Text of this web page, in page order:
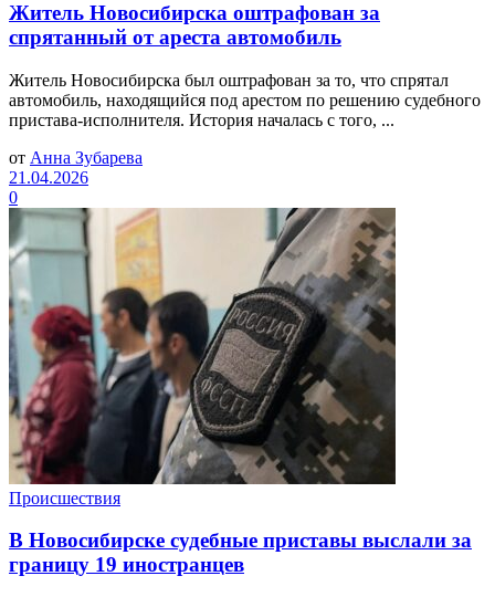
Житель Новосибирска оштрафован за
спрятанный от ареста автомобиль
Житель Новосибирска был оштрафован за то, что спрятал
автомобиль, находящийся под арестом по решению судебного
пристава-исполнителя. История началась с того, ...
от Анна Зубарева
21.04.2026
0
Происшествия
В Новосибирске судебные приставы выслали за
границу 19 иностранцев